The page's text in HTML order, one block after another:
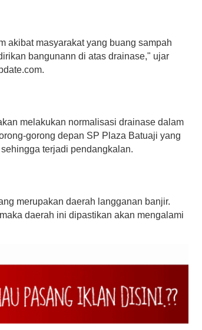
akibat masyarakat yang buang sampah
bangunann di atas drainase," ujar
melakukan normalisasi drainase dalam
gorong depan SP Plaza Batuaji yang
terjadi pendangkalan.
merupakan daerah langganan banjir.
daerah ini dipastikan akan mengalami